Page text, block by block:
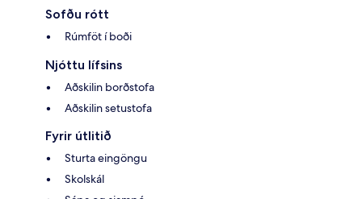
Sofðu rótt
Rúmföt í boði
Njóttu lífsins
Aðskilin borðstofa
Aðskilin setustofa
Fyrir útlitið
Sturta eingöngu
Skolskál